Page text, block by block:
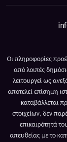
Οι πληροφορίες
από λοιπές
λειτουργεί ως
αποτελεί επίσημη
καταβάλλεται
στοιχείων, δεν
επικαιρότητά
απευθείας με το